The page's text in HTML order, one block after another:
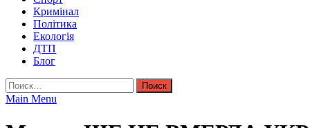
Кримінал
Політика
Екологія
ДТП
Блог
Найти:
Main Menu